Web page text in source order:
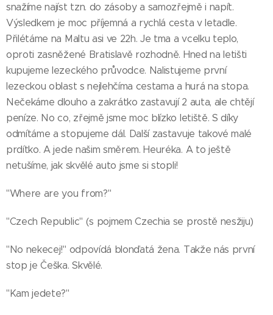
snažíme najíst tzn. do zásoby a samozřejmě i napít.
Výsledkem je moc příjemná a rychlá cesta v letadle.
Přilétáme na Maltu asi ve 22h. Je tma a vcelku teplo,
oproti zasněžené Bratislavě rozhodně. Hned na letišti
kupujeme lezeckého průvodce. Nalistujeme první
lezeckou oblast s nejlehčíma cestama a hurá na stopa.
Nečekáme dlouho a zakrátko zastavují 2 auta, ale chtějí
peníze. No co, zřejmě jsme moc blízko letiště. S díky
odmítáme a stopujeme dál. Další zastavuje takové malé
prdítko. A jede našim směrem. Heuréka. A to ještě
netušíme, jak skvělé auto jsme si stopli!
"Where are you from?"
"Czech Republic" (s pojmem Czechia se prostě nesžiju)
"No nekecej!" odpovídá blonďatá žena. Takže nás první
stop je Češka. Skvělé.
"Kam jedete?"